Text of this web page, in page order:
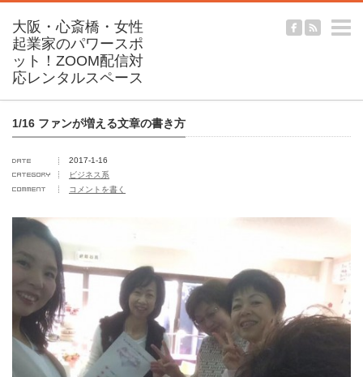
1/16 ファンが増える文章の書き方
2017-1-16
ビジネス系
コメントを書く